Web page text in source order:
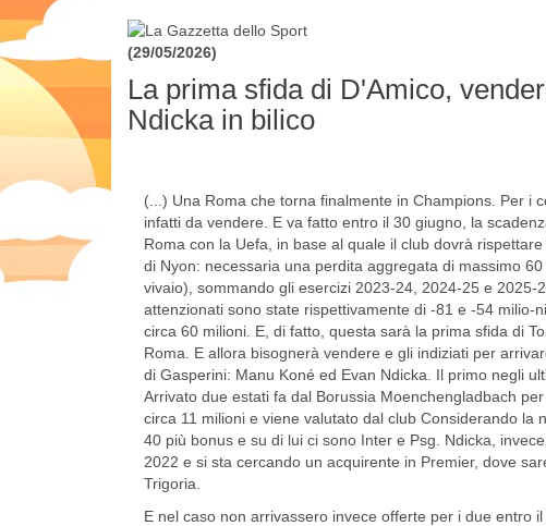
(29/05/2026)
La prima sfida di D'Amico,
Ndicka in bilico
(...) Una Roma che torna finalmente in Champions. Per i
infatti da vendere. E va fatto entro il 30 giugno, la
Roma con la Uefa, in base al quale il club dovrà
di Nyon: necessaria una perdita aggregata di massimo
vivaio), sommando gli esercizi 2023-24, 2024-25 e
attenzionati sono state rispettivamente di -81 e -54
circa 60 milioni. E, di fatto, questa sarà la prima sfida di
Roma. E allora bisognerà vendere e gli indiziati per
di Gasperini: Manu Koné ed Evan Ndicka. Il primo negli
Arrivato due estati fa dal Borussia Moenchengladbach
circa 11 milioni e viene valutato dal club Considerando la
40 più bonus e su di lui ci sono Inter e Psg. Ndicka,
2022 e si sta cercando un acquirente in Premier, dove
Trigoria.
E nel caso non arrivassero invece offerte per i due entro